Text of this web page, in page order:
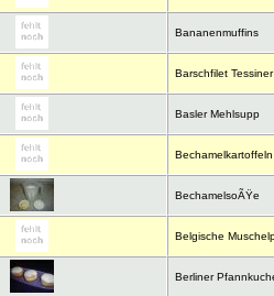
Bananenmuffins
Barschfilet Tessiner
Basler Mehlsupp
Bechamelkartoffeln
BechamelsoÃŸe
Belgische
Berliner